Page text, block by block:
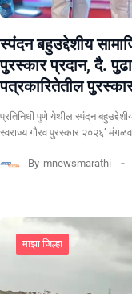
स्पंदन बहुउद्देशीय
पुरस्कार प्रदान, दै.
पत्रकारितेतील
प्रतिनिधी पुणे येथील स्पंदन बहुउद्देशीय
स्वराज्य गौरव पुरस्कार २०२६’
By mnewsmarathi
माझा जिल्हा